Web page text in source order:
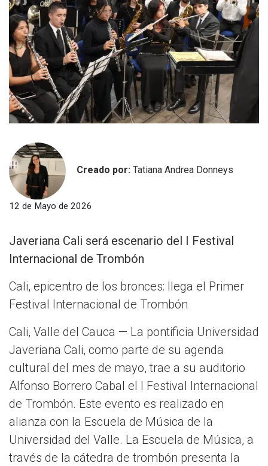
Creado por: Tatiana Andrea Donneys
12 de Mayo de 2026
Javeriana Cali será escenario del I Festival
Internacional de Trombón
Cali, epicentro de los bronces: llega el Primer
Festival Internacional de Trombón
Cali, Valle del Cauca — La pontificia Universidad
Javeriana Cali, como parte de su agenda
cultural del mes de mayo, trae a su auditorio
Alfonso Borrero Cabal el I Festival Internacional
de Trombón. Este evento es realizado en
alianza con la Escuela de Música de la
Universidad del Valle. La Escuela de Música, a
través de la cátedra de trombón presenta la